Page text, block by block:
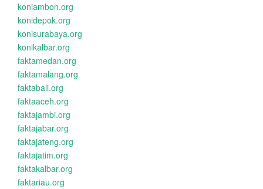
koniambon.org
konidepok.org
konisurabaya.org
konikalbar.org
faktamedan.org
faktamalang.org
faktabali.org
faktaaceh.org
faktajambi.org
faktajabar.org
faktajateng.org
faktajatim.org
faktakalbar.org
faktariau.org